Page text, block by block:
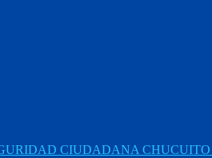
CIUDADANA CHUCUITO